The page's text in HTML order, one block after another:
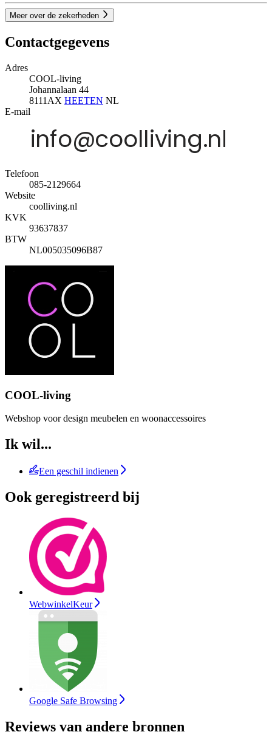
Meer over de zekerheden
Contactgegevens
Adres
COOL-living
Johannalaan 44
8111AX HEETEN NL
E-mail
Telefoon
085-2129664
Website
coolliving.nl
KVK
93637837
BTW
NL005035096B87
COOL-living
Webshop voor design meubelen en woonaccessoires
Ik wil...
Een geschil indienen
Ook geregistreerd bij
WebwinkelKeur
Google Safe Browsing
Reviews van andere bronnen